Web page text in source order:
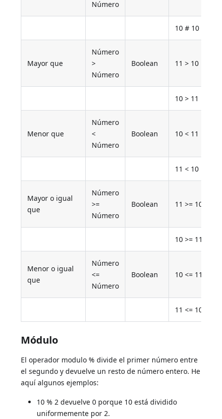
Número
10 # 10
Mayor que
Número
>
Número
Boolean 11 > 10
10 > 11
Menor que
Número
<
Número
Boolean 10 < 11
11 < 10
Mayor o igual
que
Número
>=
Número
Boolean 11 >= 10
10 >= 11
Menor o igual
que
Número
<=
Número
Boolean 10 <= 11
11 <= 10
Módulo
El operador modulo % divide el primer número entre
el segundo y devuelve un resto de número entero. He
aquí algunos ejemplos:
10 % 2 devuelve 0 porque 10 está dividido
uniformemente por 2.